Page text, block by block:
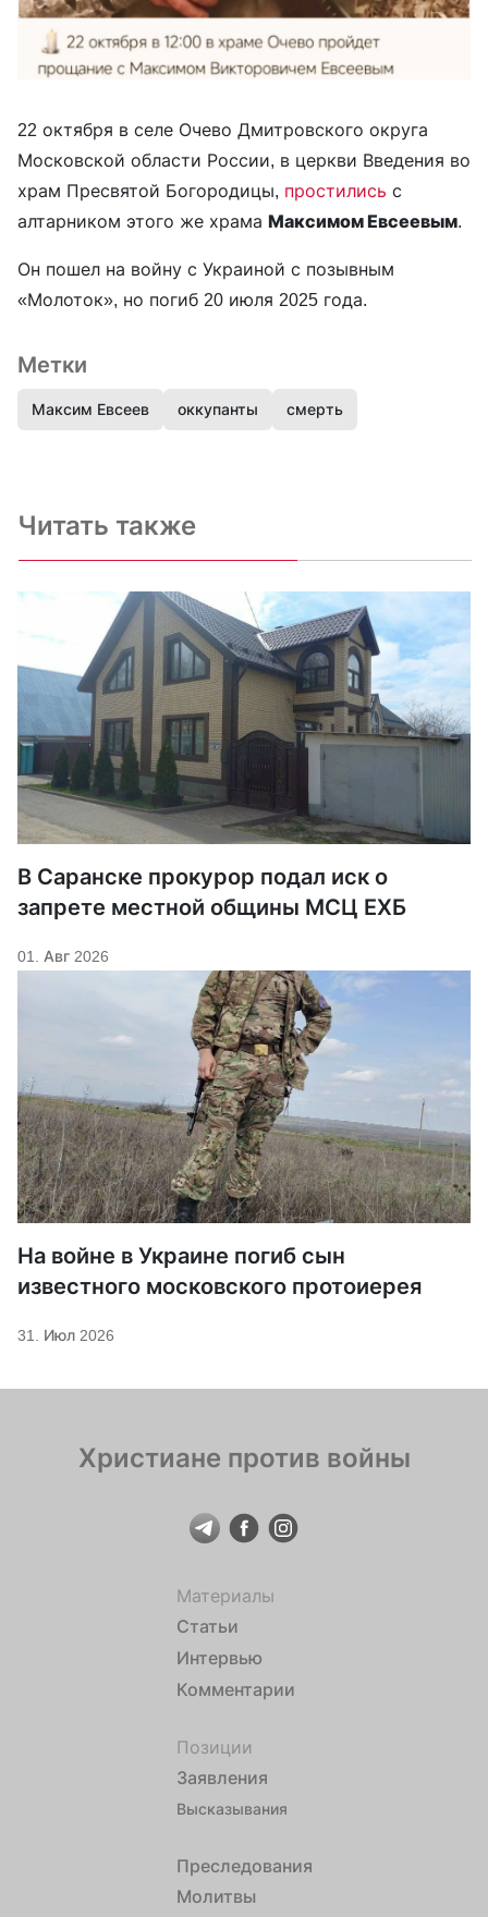
22 октября в селе Очево Дмитровского округа
Московской области России, в церкви Введения во
храм Пресвятой Богородицы, простились с
алтарником этого же храма Максимом Евсеевым.
Он пошел на войну с Украиной с позывным
«Молоток», но погиб 20 июля 2025 года.
Метки
Максим Евсеев оккупанты смерть
Читать также
В Саранске прокурор подал иск о
запрете местной общины МСЦ ЕХБ
01. Авг 2026
На войне в Украине погиб сын
известного московского протоиерея
31. Июл 2026
Христиане против войны
Материалы
Статьи
Интервью
Комментарии
Позиции
Заявления
Высказывания
Преследования
Молитвы